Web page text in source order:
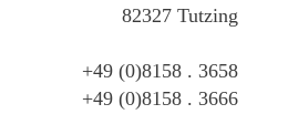
82327 Tutzing
+49 (0)8158 . 3658
+49 (0)8158 . 3666